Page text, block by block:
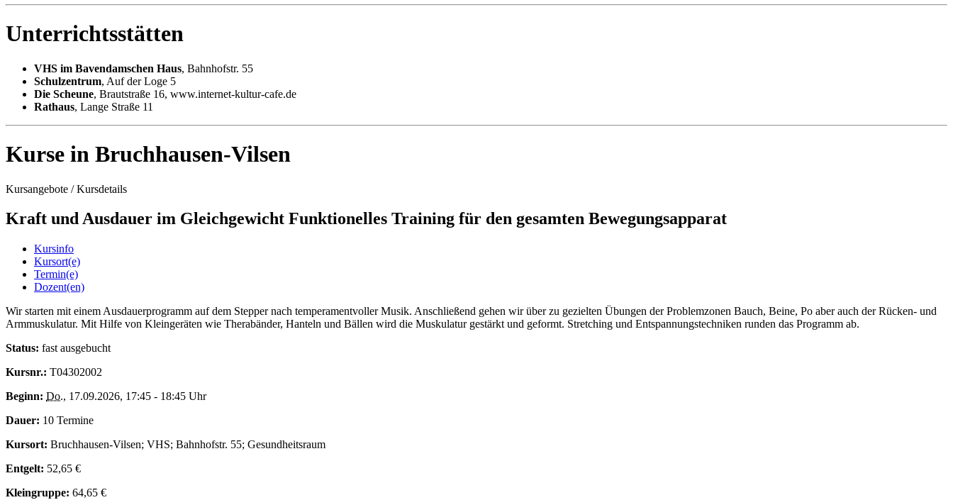
Unterrichtsstätten
VHS im Bavendamschen Haus, Bahnhofstr. 55
Schulzentrum, Auf der Loge 5
Die Scheune, Brautstraße 16, www.internet-kultur-cafe.de
Rathaus, Lange Straße 11
Kurse in Bruchhausen-Vilsen
Kursangebote /Kursdetails
Kraft und Ausdauer im Gleichgewicht Funktionelles Training für den gesamten Bewegungsapparat
Kursinfo
Kursort(e)
Termin(e)
Dozent(en)
Wir starten mit einem Ausdauerprogramm auf dem Stepper nach temperamentvoller Musik. Anschließend gehen wir über zu gezielten Übungen der Problemzonen Bauch, Beine, Po aber auch der Rücken- und
Armmuskulatur. Mit Hilfe von Kleingeräten wie Therabänder, Hanteln und Bällen wird die Muskulatur gestärkt und geformt. Stretching und Entspannungstechniken runden das Programm ab.
Status: fast ausgebucht
Kursnr.: T04302002
Beginn: Do., 17.09.2026, 17:45 - 18:45 Uhr
Dauer: 10 Termine
Kursort: Bruchhausen-Vilsen; VHS; Bahnhofstr. 55; Gesundheitsraum
Entgelt: 52,65 €
Kleingruppe: 64,65 €